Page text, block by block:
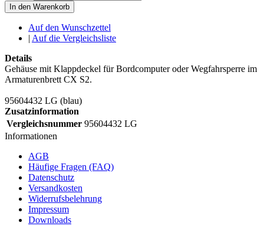
In den Warenkorb
Auf den Wunschzettel
| Auf die Vergleichsliste
Details
Gehäuse mit Klappdeckel für Bordcomputer oder Wegfahrsperre im
Armaturenbrett CX S2.
95604432 LG (blau)
Zusatzinformation
Vergleichsnummer 95604432 LG
Informationen
AGB
Häufige Fragen (FAQ)
Datenschutz
Versandkosten
Widerrufsbelehrung
Impressum
Downloads